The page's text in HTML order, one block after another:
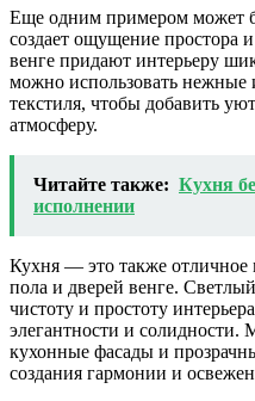
Еще одним примером может
создает ощущение простора
венге придают интерьеру
можно использовать нежные
текстиля, чтобы добавить
атмосферу.
Читайте также: Кухня
исполнении
Кухня — это также отличное
пола и дверей венге.
чистоту и простоту
элегантности и солидности.
кухонные фасады и
создания гармонии и